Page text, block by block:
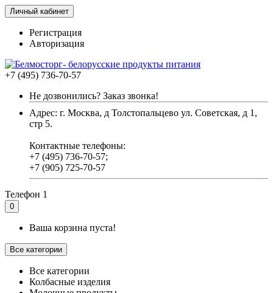
Личный кабинет
Регистрация
Авторизация
+7 (495) 736-70-57
Не дозвонились? Заказ звонка!
Адрес: г. Москва, д Толстопальцево ул. Советская, д 1,
стр 5.
Контактные телефоны:
+7 (495) 736-70-57;
+7 (905) 725-70-57
Телефон 1
0
Ваша корзина пуста!
Все категории
Все категории
Колбасные изделия